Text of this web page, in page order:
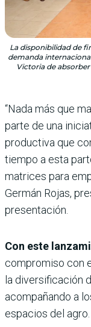
La disponibilidad de
demanda
Victoria de
“Nada más que
parte de una
productiva que
tiempo a esta
matrices para
Germán Rojas,
presentación.
Con este
compromiso con
la diversificación
acompañando a
espacios del agro.